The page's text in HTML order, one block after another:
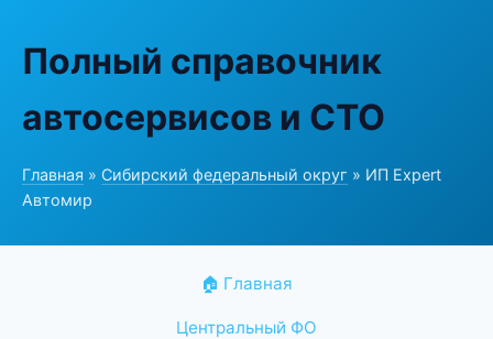
Полный справочник
автосервисов и СТО
Главная » Сибирский федеральный округ » ИП Expert
Автомир
🏠 Главная
Центральный ФО